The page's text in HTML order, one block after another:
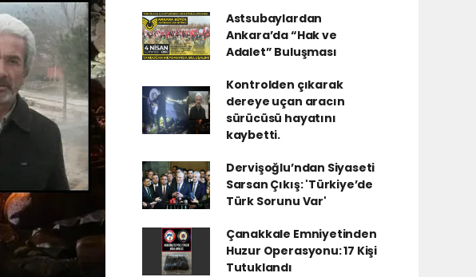
Astsubaylardan
Ankara’da “Hak ve
Adalet” Buluşması
Kontrolden çıkarak
dereye uçan aracın
sürücüsü hayatını
kaybetti.
Dervişoğlu’ndan Siyaseti
Sarsan Çıkış: 'Türkiye’de
Türk Sorunu Var'
Çanakkale Emniyetinden
Huzur Operasyonu: 17 Kişi
Tutuklandı